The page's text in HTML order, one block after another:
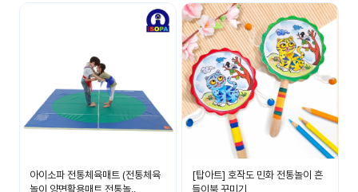
공지
사항
이벤
트
우리
들의
후기
아이소파 전통체육매트 (전통체육
놀이 양면활용매트,전통놀..
[탑아트] 호작도 민화 전통놀이 흔
들이북 꾸미기